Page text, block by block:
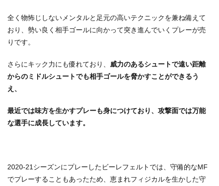
全く物怖じしないメンタルと足元の高いテクニックを兼ね備えて
おり、勢い良く相手ゴールに向かって突き進んでいくプレーが売
りです。
さらにキック力にも優れており、 威力のあるシュートで遠い距離
からのミドルシュートでも相手ゴールを脅かすことができるう
え、
最近では味方を生かすプレーも身につけており、攻撃面では万能
な選手に成長しています。
2020-21シーズンにプレーしたビーレフェルトでは、守備的なMF
でプレーすることもあったため、恵まれフィジカルを生かした守